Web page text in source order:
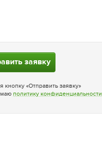
заявку
кнопку «Отправить заявку»
политику конфиденциальности